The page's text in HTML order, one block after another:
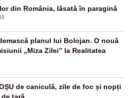
din România, lăsată în paragină
planul lui Bolojan. O nouă
„Miza Zilei” la Realitatea
de caniculă, zile de foc și nopți
țară